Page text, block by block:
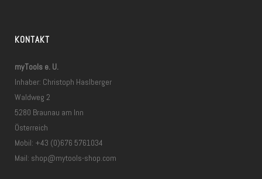
KONTAKT
myTools e. U.
Inhaber: Christoph Haslberger
Waldweg 2
5280 Braunau am Inn
Österreich
Mobil: +43 (0)676 5761034
Mail: shop@mytools-shop.com